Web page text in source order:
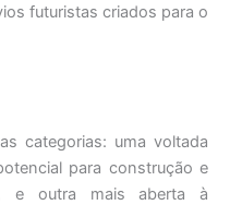
futuristas criados para o
categorias: uma voltada
para construção e
e outra mais aberta à